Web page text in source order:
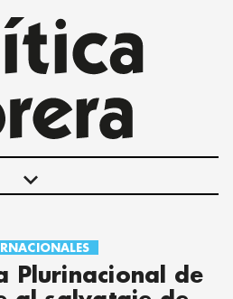
keyboard_arrow_down
Plurinacional de